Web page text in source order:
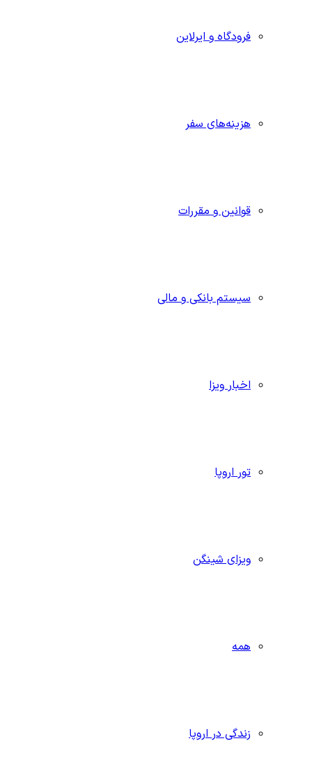
فرودگاه و ایرلاین
هزینه‌های سفر
قوانین و مقررات
سیستم بانکی و مالی
اخبار ویزا
تور اروپا
ویزای شینگن
همه
زندگی در اروپا